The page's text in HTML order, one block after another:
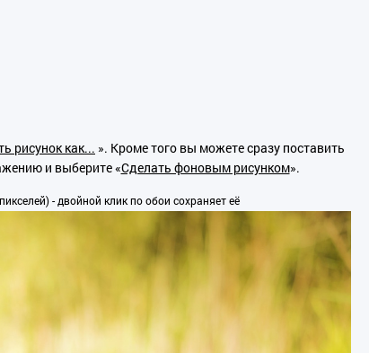
рисунок как... ». Кроме того вы можете сразу поставить
и выберите «Сделать фоновым рисунком».
- двойной клик по обои сохраняет её